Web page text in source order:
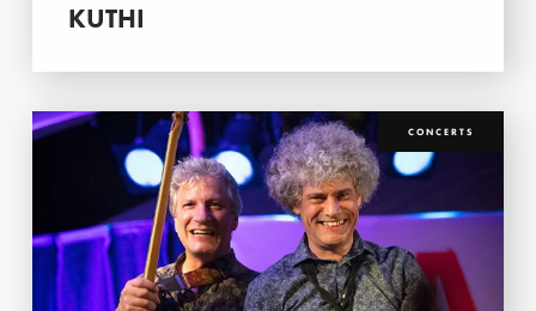
KUTHI
CONCERTS